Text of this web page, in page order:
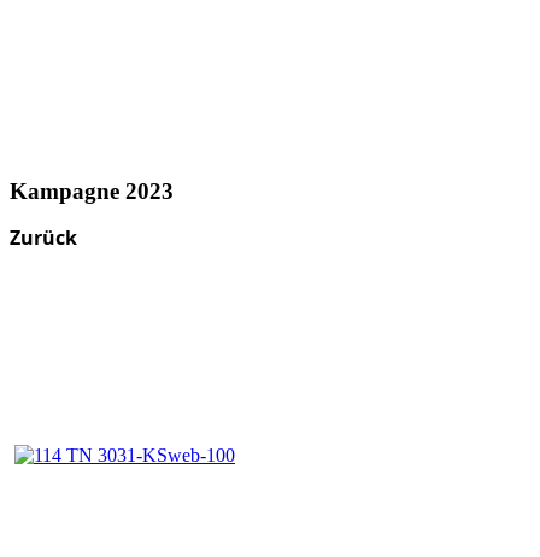
Kampagne 2023
Zurück